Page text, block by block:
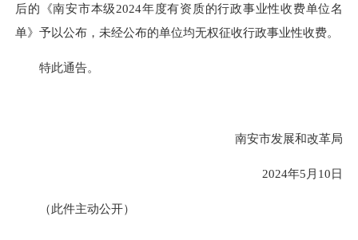
后的《南安市本级2024年度有资质的行政事业性收费单位名
单》予以公布，未经公布的单位均无权征收行政事业性收费。
特此通告。
南安市发展和改革局
2024年5月10日
（此件主动公开）